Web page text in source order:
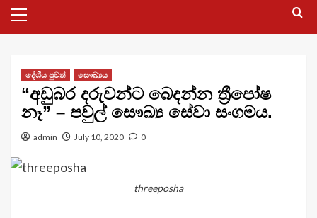
Menu
දේශීය පුවත් සෞඛ්‍යය
“අඩුබර දරුවන්ට බෙදන්න ත්‍රීපෝෂ
නෑ” – පවුල් සෞඛ්‍ය සේවා සංගමය.
admin July 10, 2020 0
threeposha